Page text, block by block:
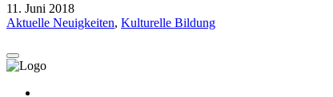
11. Juni 2018
Aktuelle Neuigkeiten, Kulturelle Bildung